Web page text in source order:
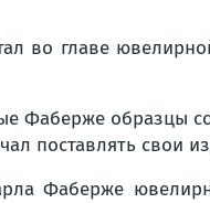
во главе
Фаберже
поставлять свои
Фаберже